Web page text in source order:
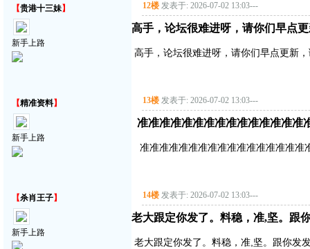
【贵港十三妹】
新手上路
12楼 发表于: 2026-07-02 13:03---
高手，论坛很难进呀，请你们早点
高手，论坛很难进呀，请你们早点更新
【精准资料】
新手上路
13楼 发表于: 2026-07-02 13:03---
准准准准准准准准准准准准准准准
准准准准准准准准准准准准准准准准准
【杀肖王子】
新手上路
14楼 发表于: 2026-07-02 13:03---
老大跟定你发了。料稳，准,坚。跟
老大跟定你发了。料稳，准,坚。跟你发